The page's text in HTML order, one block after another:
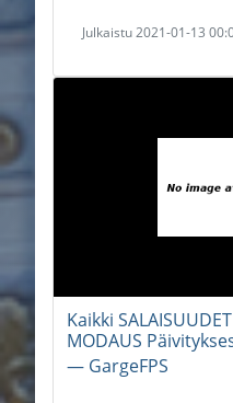
Julkaistu 2021-01-13
Kaikki
MODAUS
― GargeFPS